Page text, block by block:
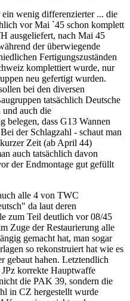
ein wenig differenzierter ... die
vor Mai `45 schon komplett
ausgeliefert, nach Mai 45
der überwiegende
Fertigungszuständen
komplettiert wurde, nur
neu gefertigt wurden.
bei den diversen
tatsächlich Deutsche
und auch die
belegen, dass G13 Wannen
der Schlagzahl - schaut man
Zeit (ab April 44)
auch tatsächlich davon
der Endmontage gut gefüllt
alle 4 von TWC
da laut deren
zum Teil deutlich vor 08/45
Zuge der Restaurierung alle
gemacht hat, man sogar
so rekonstruiert hat wie es
gebaut hahen. Letztendlich
korrekte Hauptwaffe
die PAK 39, sondern die
in CZ hergestellt wurde